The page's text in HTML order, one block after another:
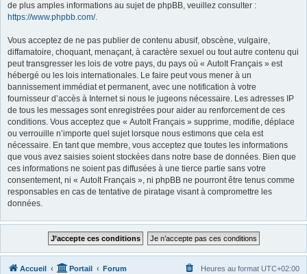
de plus amples informations au sujet de phpBB, veuillez consulter :
https://www.phpbb.com/.
Vous acceptez de ne pas publier de contenu abusif, obscène, vulgaire,
diffamatoire, choquant, menaçant, à caractère sexuel ou tout autre contenu qui
peut transgresser les lois de votre pays, du pays où « AutoIt Français » est
hébergé ou les lois internationales. Le faire peut vous mener à un
bannissement immédiat et permanent, avec une notification à votre
fournisseur d’accès à Internet si nous le jugeons nécessaire. Les adresses IP
de tous les messages sont enregistrées pour aider au renforcement de ces
conditions. Vous acceptez que « AutoIt Français » supprime, modifie, déplace
ou verrouille n’importe quel sujet lorsque nous estimons que cela est
nécessaire. En tant que membre, vous acceptez que toutes les informations
que vous avez saisies soient stockées dans notre base de données. Bien que
ces informations ne soient pas diffusées à une tierce partie sans votre
consentement, ni « AutoIt Français », ni phpBB ne pourront être tenus comme
responsables en cas de tentative de piratage visant à compromettre les
données.
Accueil Portail Forum Heures au format UTC+02:00